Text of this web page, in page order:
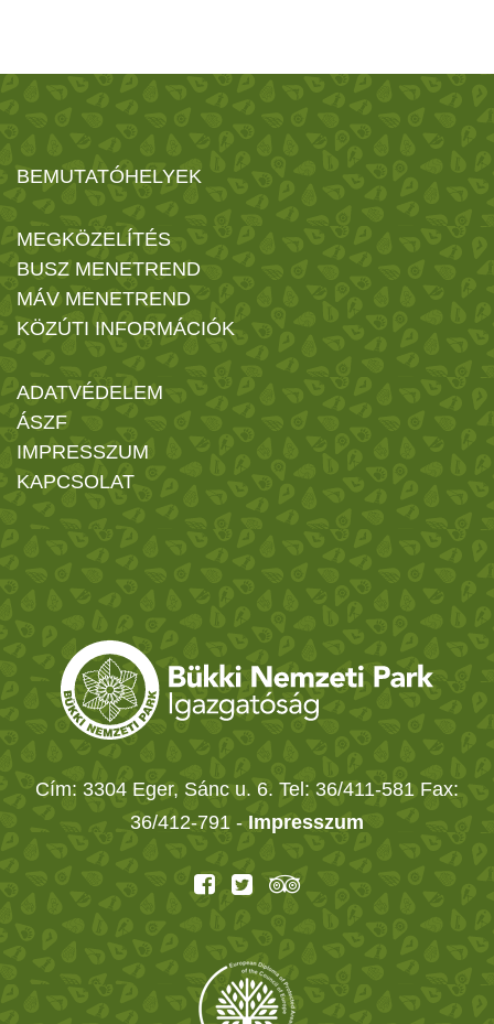
BEMUTATÓHELYEK
MEGKÖZELÍTÉS
BUSZ MENETREND
MÁV MENETREND
KÖZÚTI INFORMÁCIÓK
ADATVÉDELEM
ÁSZF
IMPRESSZUM
KAPCSOLAT
Cím: 3304 Eger, Sánc u. 6. Tel: 36/411-581 Fax:
36/412-791 - Impresszum